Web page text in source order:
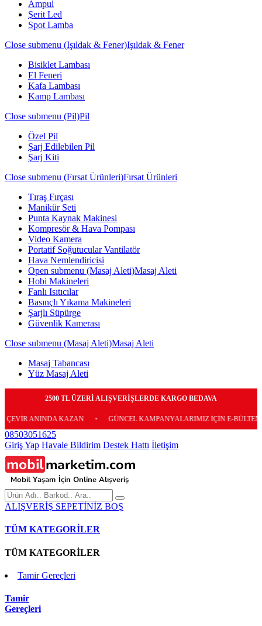
Ampul
Şerit Led
Spot Lamba
Close submenu (Işıldak & Fener)Işıldak & Fener
Bisiklet Lambası
El Feneri
Kafa Lambası
Kamp Lambası
Close submenu (Pil)Pil
Özel Pil
Şarj Edilebilen Pil
Şarj Kiti
Close submenu (Fırsat Ürünleri)Fırsat Ürünleri
Tıraş Fırçası
Manikür Seti
Punta Kaynak Makinesi
Kompresör & Hava Pompası
Video Kamera
Portatif Soğutucular Vantilatör
Hava Nemlendiricisi
Open submenu (Masaj Aleti)Masaj Aleti
Hobi Makineleri
Fanlı Isıtıcılar
Basınçlı Yıkama Makineleri
Şarjlı Süpürge
Güvenlik Kamerası
Close submenu (Masaj Aleti)Masaj Aleti
Masaj Tabancası
Yüz Masaj Aleti
2500 TL ÜZERİ ALIŞVERİŞLERDE KARGO BEDAVA
KAZAN • GÜNCEL KAMPANYALARIMIZ İÇİN E-BÜLTENİMİZE
08503051625
Giriş Yap Havale Bildirim Destek Hattı İletişim
ALIŞVERİŞ SEPETİNİZ BOŞ
TÜM KATEGORİLER
TÜM KATEGORİLER
Tamir Gereçleri
Tamir
Gereçleri